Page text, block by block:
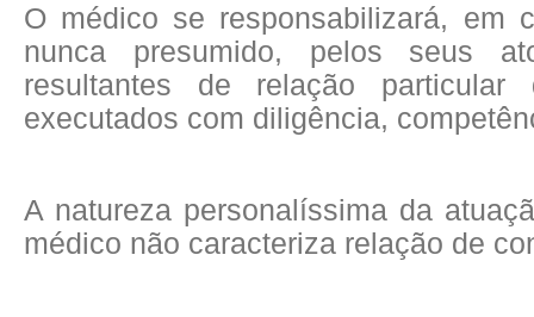
O médico se responsabilizará, em
nunca presumido, pelos seus
resultantes de relação
executados com diligência,
A natureza personalíssima da
médico não caracteriza relação de